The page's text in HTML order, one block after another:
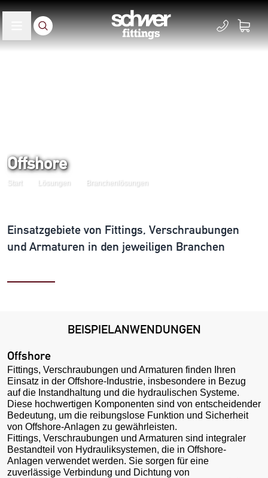
Offshore
Start Lösungen Branchenlösungen
Einsatzgebiete von Fittings, Verschraubungen
und Armaturen in den jeweiligen Branchen
BEISPIELANWENDUNGEN
Offshore
Fittings, Verschraubungen und Armaturen finden Ihren
Einsatz in der Offshore-Industrie, insbesondere in Bezug
auf die Instandhaltung und die hydraulischen Systeme.
Diese hochwertigen Komponenten sind von entscheidender
Bedeutung, um die reibungslose Funktion und Sicherheit
von Offshore-Anlagen zu gewährleisten.
Fittings, Verschraubungen und Armaturen sind integraler
Bestandteil von Hydrauliksystemen, die in Offshore-
Anlagen verwendet werden. Sie sorgen für eine
zuverlässige Verbindung und Dichtung von